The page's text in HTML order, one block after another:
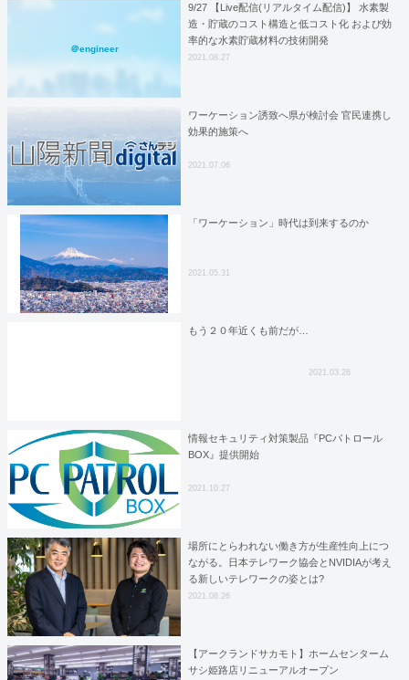
＠engineer
9/27 【Live配信(リアルタイム配信)】 水素製
造・貯蔵のコスト構造と低コスト化 および効
率的な水素貯蔵材料の技術開発
2021.08.27
ワーケーション誘致へ県が検討会 官民連携し
効果的施策へ
2021.07.06
「ワーケーション」時代は到来するのか
2021.05.31
もう２０年近くも前だが…
2021.03.26
情報セキュリティ対策製品『PCパトロール
BOX』提供開始
2021.10.27
場所にとらわれない働き方が生産性向上につ
ながる。日本テレワーク協会とNVIDIAが考え
る新しいテレワークの姿とは?
2021.08.26
【アークランドサカモト】ホームセンターム
サシ姫路店リニューアルオープン